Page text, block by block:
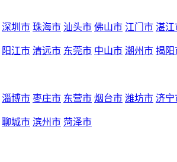
深圳市 珠海市 汕头市 佛山市 江门市 湛江
阳江市 清远市 东莞市 中山市 潮州市 揭阳
淄博市 枣庄市 东营市 烟台市 潍坊市 济宁
聊城市 滨州市 菏泽市